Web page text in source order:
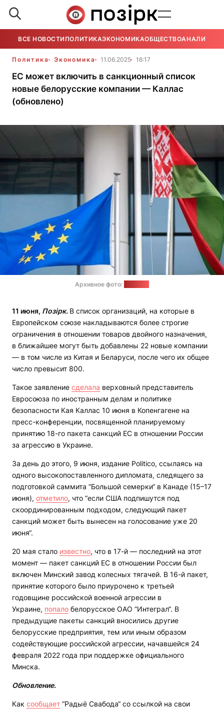
ВСЕ НОВОСТИ ПОЛИТИКАЭКОНОМИКАОБЩЕСТВОАНАЛИТИКА
Политика Экономика 11.06.2025 16:17
ЕС может включить в санкционный список
новые белорусские компании — Каллас
(обновлено)
Архивное фото:
11 июня, Позірк. В список организаций, на которые в
Европейском союзе накладываются более строгие
ограничения в отношении товаров двойного назначения,
в ближайшее могут быть добавлены 22 новые компании
— в том числе из Китая и Беларуси, после чего их общее
число превысит 800.
Такое заявление сделала верховный представитель
Евросоюза по иностранным делам и политике
безопасности Кая Каллас 10 июня в Копенгагене на
пресс-конференции, посвященной планируемому
принятию 18-го пакета санкций ЕС в отношении России
за агрессию в Украине.
За день до этого, 9 июня, издание Politico, ссылаясь на
одного высокопоставленного дипломата, следящего за
подготовкой саммита “Большой семерки“ в Канаде (15–17
июня), отметило, что “если США подпишутся под
скоординированным подходом, следующий пакет
санкций может быть вынесен на голосование уже 20
июня“.
20 мая стало известно, что в 17-й — последний на этот
момент — пакет санкций ЕС в отношении России был
включен Минский завод колесных тягачей. В 16-й пакет,
принятие которого было приурочено к третьей
годовщине российской военной агрессии в
Украине, попало белорусское ОАО “Интеграл“. В
предыдущие пакеты санкций вносились другие
белорусские предприятия, тем или иным образом
содействующие российской агрессии, начавшейся 24
февраля 2022 года при поддержке официального
Минска.
Обновление.
Как сообщает “Радыё Свабода“ со ссылкой на свои